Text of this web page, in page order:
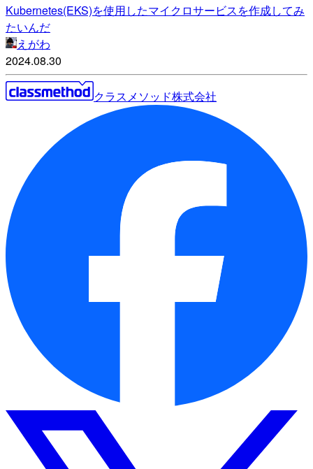
Kubernetes(EKS)を使用したマイクロサービスを作成してみ
たいんだ
えがわ
2024.08.30
クラスメソッド株式会社